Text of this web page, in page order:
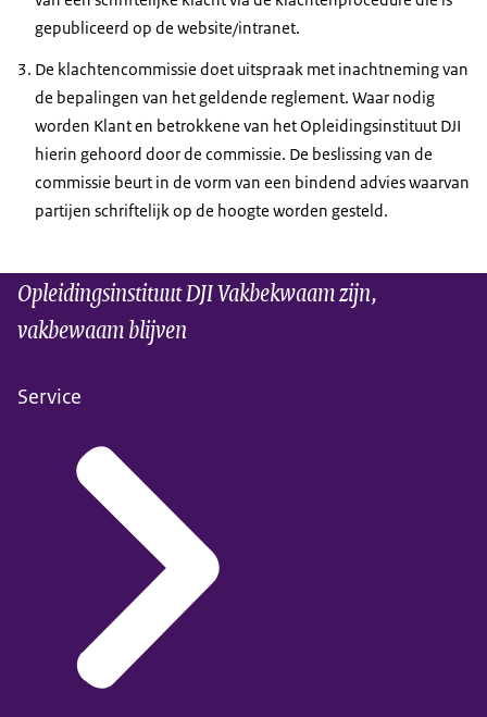
gepubliceerd op de website/intranet.
De klachtencommissie doet uitspraak met inachtneming van
de bepalingen van het geldende reglement. Waar nodig
worden Klant en betrokkene van het Opleidingsinstituut DJI
hierin gehoord door de commissie. De beslissing van de
commissie beurt in de vorm van een bindend advies waarvan
partijen schriftelijk op de hoogte worden gesteld.
Opleidingsinstituut DJI Vakbekwaam zijn,
vakbewaam blijven
Service